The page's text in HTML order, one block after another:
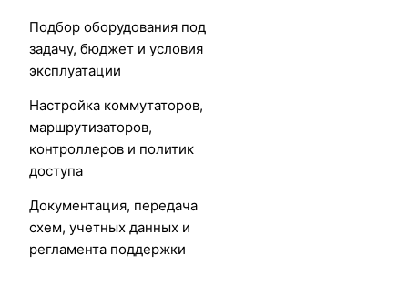
Подбор оборудования под
задачу, бюджет и условия
эксплуатации
Настройка коммутаторов,
маршрутизаторов,
контроллеров и политик
доступа
Документация, передача
схем, учетных данных и
регламента поддержки